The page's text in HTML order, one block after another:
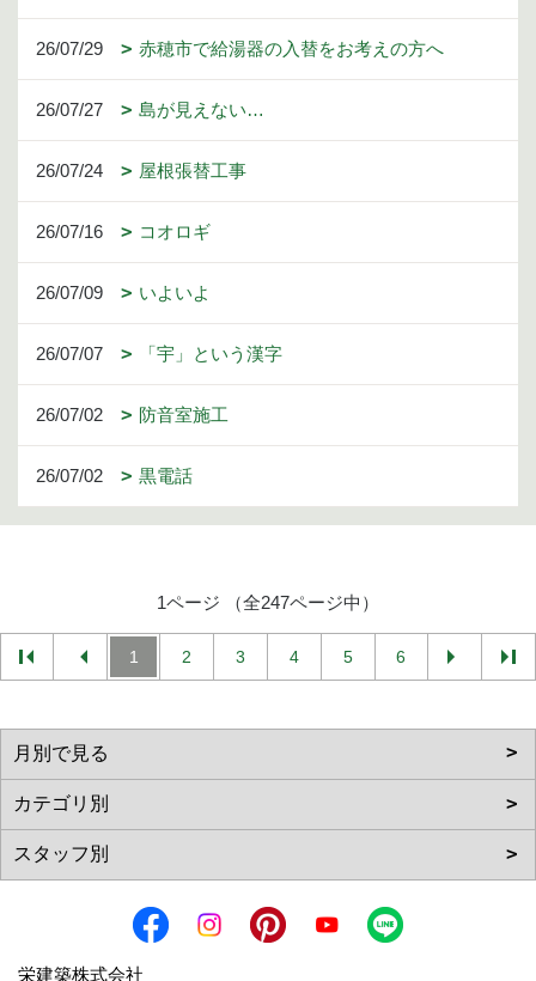
26/07/29 赤穂市で給湯器の入替をお考えの方へ
26/07/27 島が見えない…
26/07/24 屋根張替工事
26/07/16 コオロギ
26/07/09 いよいよ
26/07/07 「宇」という漢字
26/07/02 防音室施工
26/07/02 黒電話
1ページ （全247ページ中）
1 2 3 4 5 6
栄建築株式会社